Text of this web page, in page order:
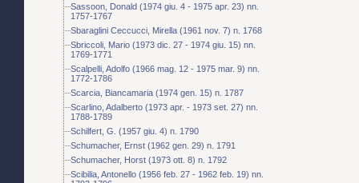
Sassoon, Donald (1974 giu. 4 - 1975 apr. 23) nn.
1757-1767
Sbaraglini Ceccucci, Mirella (1961 nov. 7) n. 1768
Sbriccoli, Mario (1973 dic. 27 - 1974 giu. 15) nn.
1769-1771
Scalpelli, Adolfo (1966 mag. 12 - 1975 mar. 9) nn.
1772-1786
Scarcia, Biancamaria (1974 gen. 15) n. 1787
Scarlino, Adalberto (1973 apr. - 1973 set. 27) nn.
1788-1789
Schilfert, G. (1957 giu. 4) n. 1790
Schumacher, Ernst (1962 gen. 29) n. 1791
Schumacher, Horst (1973 ott. 8) n. 1792
Scibilia, Antonello (1956 feb. 27 - 1962 feb. 19) nn.